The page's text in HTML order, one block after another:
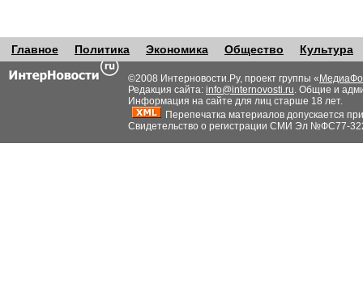
Главное Политика Экономика Общество Культура
©2008 Интерновости.Ру, проект группы «
Редакция сайта: info@internovosti.ru. Общие и
Информация на сайте для лиц старше 18 лет.
Перепечатка материалов допускается
Свидетельство о регистрации СМИ Эл №ФС77-